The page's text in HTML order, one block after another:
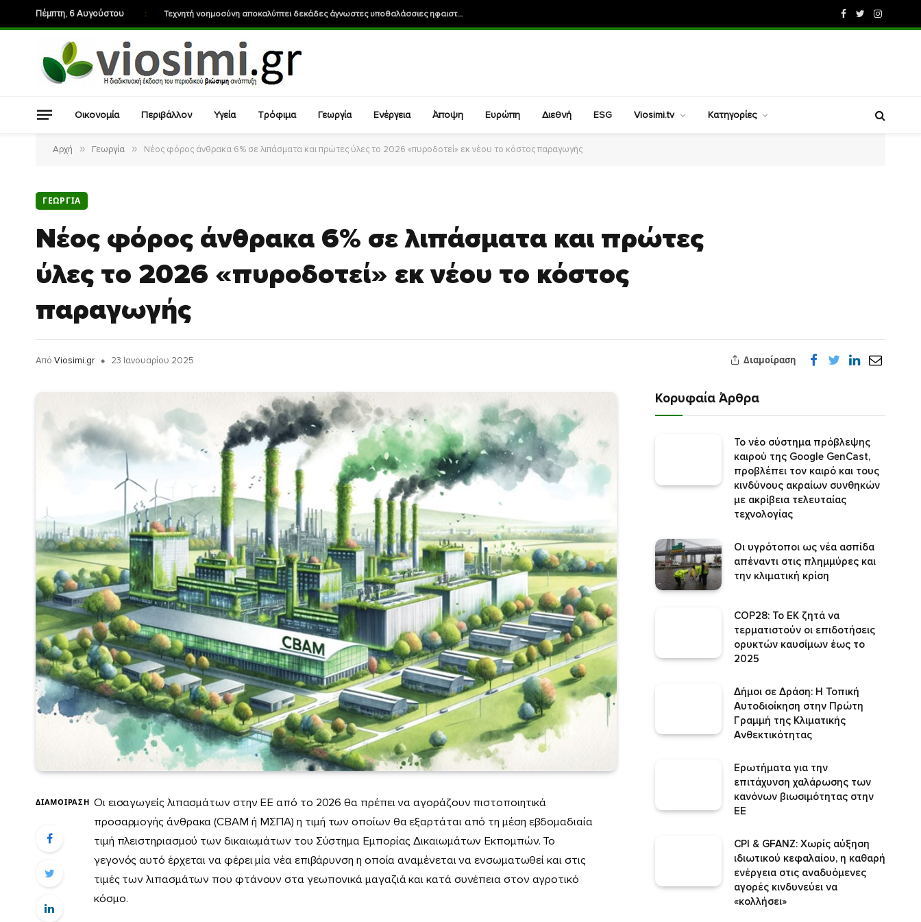
Πέμπτη, 6 Αυγούστου : Τεχνητή νοημοσύνη αποκαλύπτει δεκάδες άγνωστες υποθαλάσσιες ηφαιστειακές καλδέρες
Facebook
TwitterInstagram
Οικονομία Περιβάλλον Υγεία Τρόφιμα Γεωργία Ενέργεια Άποψη Ευρώπη Διεθνή ESG Viosimi.tv Κατηγορίες
Αρχή » Γεωργία » Νέος φόρος άνθρακα 6% σε λιπάσματα και πρώτες ύλες το 2026 «πυροδοτεί» εκ νέου το κόστος παραγωγής
ΓΕΩΡΓΊΑ
Νέος φόρος άνθρακα 6% σε λιπάσματα και πρώτες
ύλες το 2026 «πυροδοτεί» εκ νέου το κόστος
παραγωγής
Από Viosimi.gr 23 Ιανουαρίου 2025 Διαμοίραση
ΔΙΑΜΟΊΡΑΣΗ Οι εισαγωγείς λιπασµάτων στην ΕΕ από το 2026 θα πρέπει να αγοράζουν πιστοποιητικά
προσαρµογής άνθρακα (CBAM ή ΜΣΠΑ) η τιµή των οποίων θα εξαρτάται από τη µέση εβδοµαδιαία
τιµή πλειστηριασµού των δικαιωµάτων του Σύστηµα Εµπορίας ∆ικαιωµάτων Εκποµπών. Το
γεγονός αυτό έρχεται να φέρει µία νέα επιβάρυνση η οποία αναµένεται να ενσωµατωθεί και στις
τιµές των λιπασµάτων που φτάνουν στα γεωπονικά µαγαζιά και κατά συνέπεια στον αγροτικό
κόσµο.
Κορυφαία Άρθρα
Το νέο σύστημα πρόβλεψης
καιρού της Google GenCast,
προβλέπει τον καιρό και τους
κινδύνους ακραίων συνθηκών
με ακρίβεια τελευταίας
τεχνολογίας
Οι υγρότοποι ως νέα ασπίδα
απέναντι στις πλημμύρες και
την κλιματική κρίση
COP28: Το ΕΚ ζητά να
τερματιστούν οι επιδοτήσεις
ορυκτών καυσίμων έως το
2025
Δήμοι σε Δράση: Η Τοπική
Αυτοδιοίκηση στην Πρώτη
Γραμμή της Κλιματικής
Ανθεκτικότητας
Ερωτήματα για την
επιτάχυνση χαλάρωσης των
κανόνων βιωσιμότητας στην
ΕΕ
CPI & GFANZ: Χωρίς αύξηση
ιδιωτικού κεφαλαίου, η καθαρή
ενέργεια στις αναδυόμενες
αγορές κινδυνεύει να
«κολλήσει»